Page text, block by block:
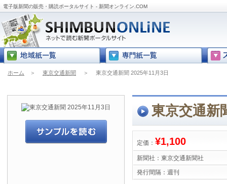
電子版新聞の販売・購読ポータルサイト - 新聞オンライン.COM
ホーム ＞ 東京交通新聞 ＞ 東京交通新聞 2025年11月3日
東京交通新
定価： ¥1,100
新聞社： 東京交通新聞社
発行間隔： 週刊